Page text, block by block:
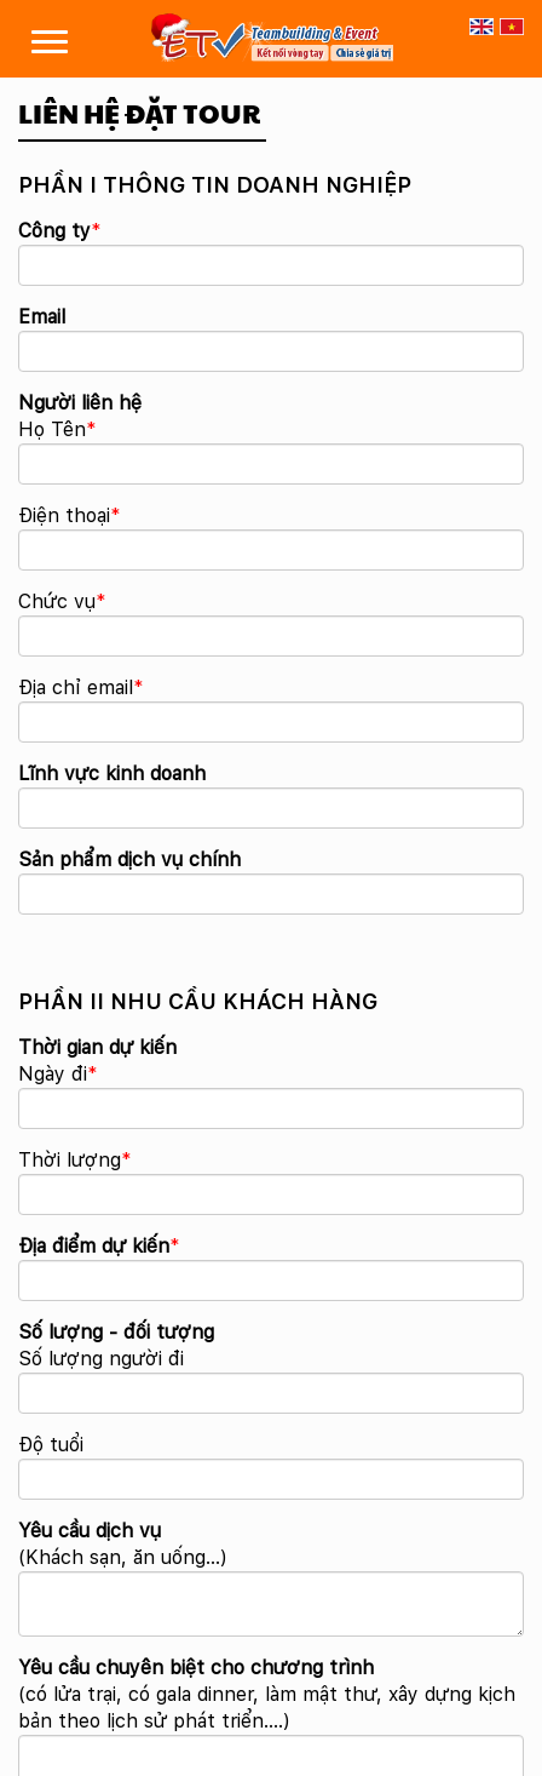
LIÊN HỆ ĐẶT TOUR
PHẦN I THÔNG TIN DOANH NGHIỆP
Công ty*
Email
Người liên hệ
Họ Tên*
Điện thoại*
Chức vụ*
Địa chỉ email*
Lĩnh vực kinh doanh
Sản phẩm dịch vụ chính
PHẦN II NHU CẦU KHÁCH HÀNG
Thời gian dự kiến
Ngày đi*
Thời lượng*
Địa điểm dự kiến*
Số lượng - đối tượng
Số lượng người đi
Độ tuổi
Yêu cầu dịch vụ
(Khách sạn, ăn uống...)
Yêu cầu chuyên biệt cho chương trình
(có lửa trại, có gala dinner, làm mật thư, xây dựng kịch
bản theo lịch sử phát triển….)